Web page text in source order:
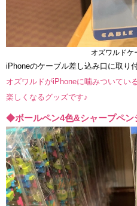
オズワルドケ
iPhoneのケーブル差し込み口に取り
オズワルドがiPhoneに噛みついてい
楽しくなるグッズです♪
◆ボールペン4色&シャープペン